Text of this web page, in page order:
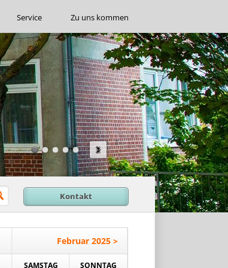
Service Zu uns kommen
Kontakt
Februar 2025 >
SAMSTAG SONNTAG